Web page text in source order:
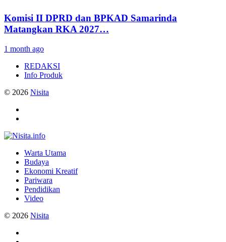
Komisi II DPRD dan BPKAD Samarinda
Matangkan RKA 2027…
1 month ago
REDAKSI
Info Produk
© 2026 Nisita
Warta Utama
Budaya
Ekonomi Kreatif
Pariwara
Pendidikan
Video
© 2026 Nisita